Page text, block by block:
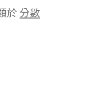
於 分數